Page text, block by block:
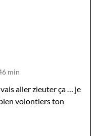
min
aller zieuter ça … je
volontiers ton